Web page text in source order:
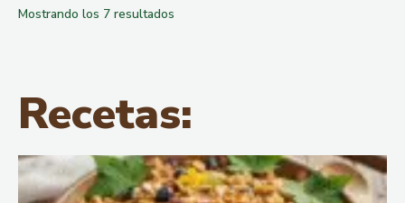
Mostrando los 7 resultados
Recetas: